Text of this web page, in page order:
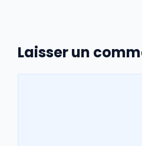
Laisser un